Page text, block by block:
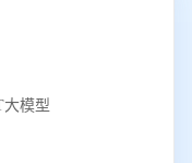
大模型